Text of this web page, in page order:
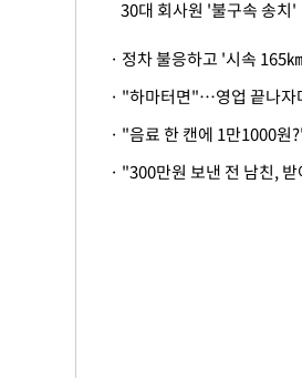
30대 회사원 '불구속 송치'